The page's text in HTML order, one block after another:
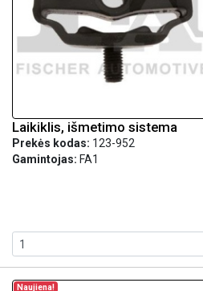
Laikiklis, išmetimo sistema
Prekės kodas: 123-952
Gamintojas: FA1
Naujiena!